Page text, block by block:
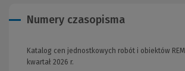
Numery czasopisma
Katalog cen jednostkowych robót i obiektów
kwartał 2026 r.